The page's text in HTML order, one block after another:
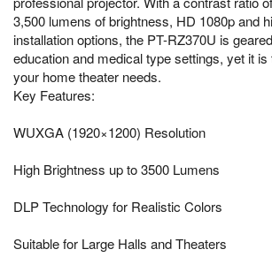
3,500 lumens of brightness, HD 1080p and
installation options, the PT-RZ370U is
education and medical type settings, yet it
your home theater needs.
Key Features:
WUXGA (1920×1200) Resolution
High Brightness up to 3500 Lumens
DLP Technology for Realistic Colors
Suitable for Large Halls and Theaters